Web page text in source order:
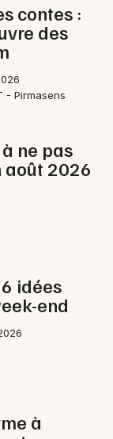
contes :
des
- Pirmasens
ne pas
août 2026
idées
end
à